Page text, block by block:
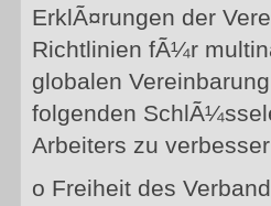
ErklÃ¤rungen der
Richtlinien fÃ¼r
globalen
folgenden
Arbeiters zu
o Freiheit des